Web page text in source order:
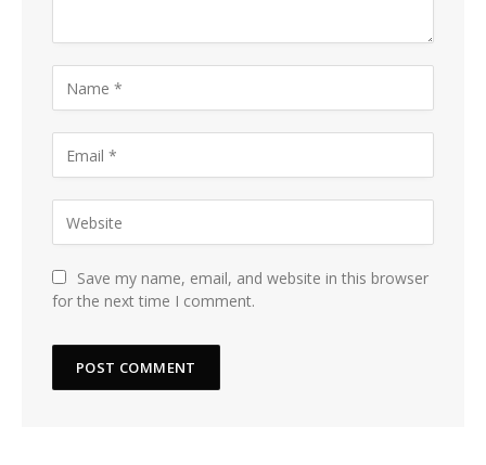
Save my name, email, and website in this browser
for the next time I comment.